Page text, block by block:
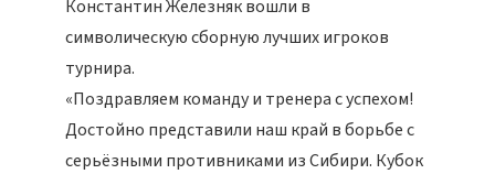
Константин Железняк вошли в
символическую сборную лучших игроков
турнира.
«Поздравляем команду и тренера с успехом!
Достойно представили наш край в борьбе с
серьёзными противниками из Сибири. Кубок